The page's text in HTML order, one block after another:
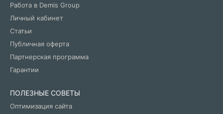
Работа в Demis Group
Личный кабинет
Статьи
Публичная оферта
Партнерская программа
Гарантии
ПОЛЕЗНЫЕ СОВЕТЫ
Оптимизация сайта